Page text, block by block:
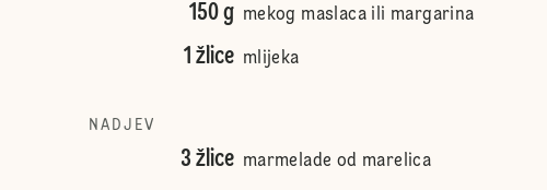
150 g mekog maslaca ili margarina
1 žlice mlijeka
NADJEV
3 žlice marmelade od marelica